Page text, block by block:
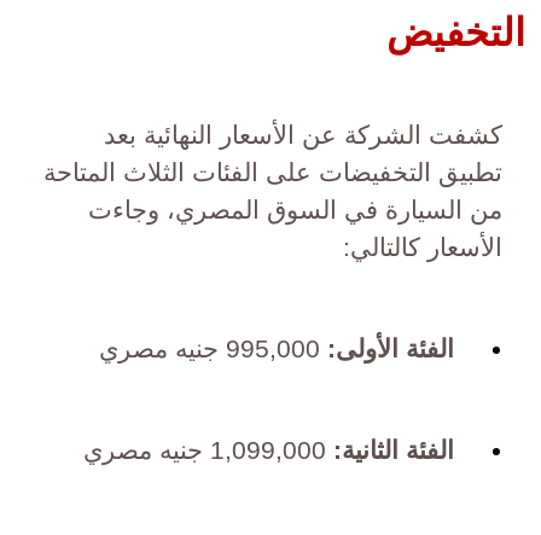
التخفيض
كشفت الشركة عن الأسعار النهائية بعد
تطبيق التخفيضات على الفئات الثلاث المتاحة
من السيارة في السوق المصري، وجاءت
الأسعار كالتالي:
الفئة الأولى:
الفئة الثانية: